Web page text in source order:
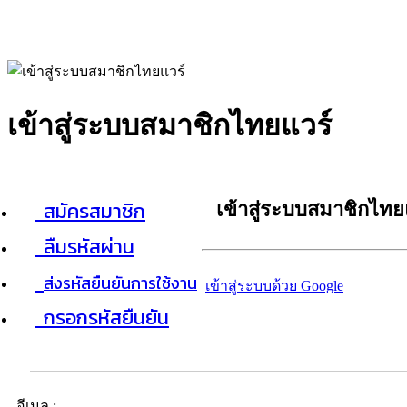
เข้าสู่ระบบสมาชิกไทยแวร์
สมัครสมาชิก
ลืมรหัสผ่าน
ส่งรหัสยืนยันการใช้งาน
กรอกรหัสยืนยัน
เข้าสู่ระบบสมาชิกไท
เข้าสู่ระบบด้วย Google